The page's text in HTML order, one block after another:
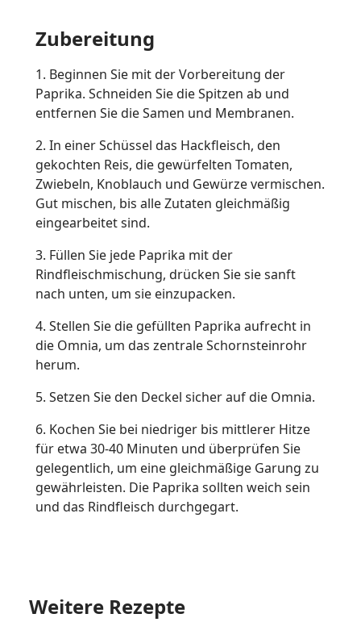
Zubereitung
1. Beginnen Sie mit der Vorbereitung der
Paprika. Schneiden Sie die Spitzen ab und
entfernen Sie die Samen und Membranen.
2. In einer Schüssel das Hackfleisch, den
gekochten Reis, die gewürfelten Tomaten,
Zwiebeln, Knoblauch und Gewürze vermischen.
Gut mischen, bis alle Zutaten gleichmäßig
eingearbeitet sind.
3. Füllen Sie jede Paprika mit der
Rindfleischmischung, drücken Sie sie sanft
nach unten, um sie einzupacken.
4. Stellen Sie die gefüllten Paprika aufrecht in
die Omnia, um das zentrale Schornsteinrohr
herum.
5. Setzen Sie den Deckel sicher auf die Omnia.
6. Kochen Sie bei niedriger bis mittlerer Hitze
für etwa 30-40 Minuten und überprüfen Sie
gelegentlich, um eine gleichmäßige Garung zu
gewährleisten. Die Paprika sollten weich sein
und das Rindfleisch durchgegart.
Weitere Rezepte